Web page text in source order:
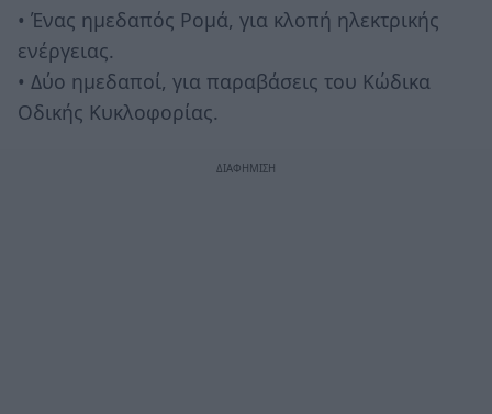
• Ένας ημεδαπός Ρομά, για κλοπή ηλεκτρικής
ενέργειας.
• Δύο ημεδαποί, για παραβάσεις του Κώδικα
Οδικής Κυκλοφορίας.